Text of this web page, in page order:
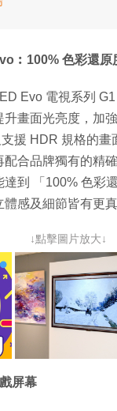
色彩還原
Evo 電視系列
升畫面光亮度，加
援 HDR 規格的畫
合品牌獨有的精
到 「100% 色彩
感及細節皆有更真
↓點擊圖片放大↓
屏幕